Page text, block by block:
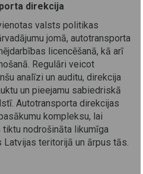
direkcija
valsts politikas
jomā, autotransporta
licencēšanā, kā arī
Regulāri veicot
analīzi un auditu, direkcija
un pieejamu sabiedriskā
Autotransporta direkcijas
kompleksu, lai
nodrošināta likumīga
teritorijā un ārpus tās.